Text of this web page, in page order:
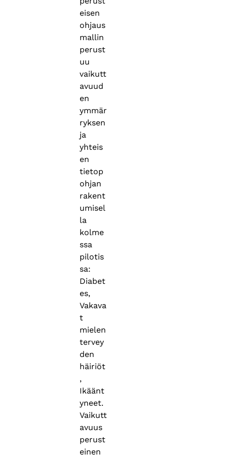
eisen
ohjaus
mallin
perust
uu
vaikutt
avuud
en
ymmär
ryksen
ja
yhteis
en
tietop
ohjan
rakent
umisel
la
kolme
ssa
pilotis
sa:
Diabet
es,
Vakava
t
mielen
tervey
den
häiriöt
,
Ikäänt
yneet.
Vaikutt
avuus
perust
einen